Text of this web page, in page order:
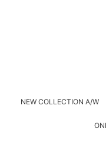
NEW COLLECTION A/W